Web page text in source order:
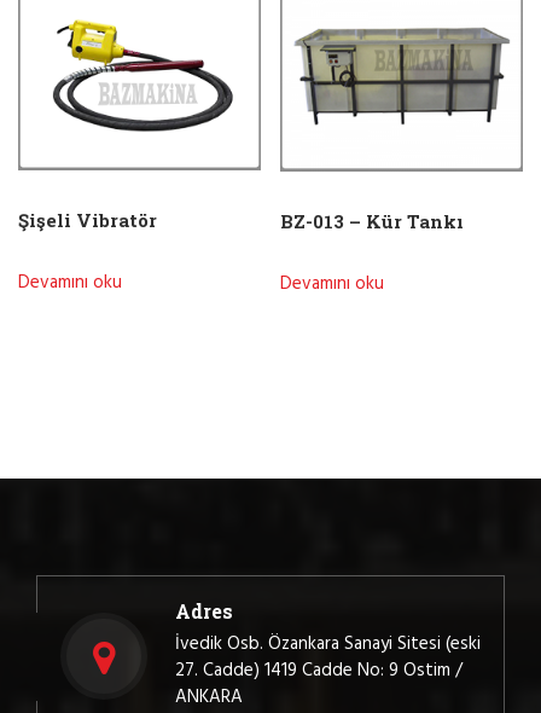
Şişeli Vibratör
Devamını oku
BZ-013 – Kür Tankı
Devamını oku
Adres
İvedik Osb. Özankara Sanayi Sitesi (eski
27. Cadde) 1419 Cadde No: 9 Ostim /
ANKARA